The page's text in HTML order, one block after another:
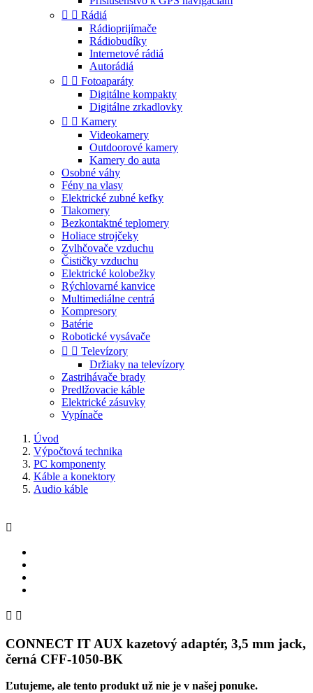
  Rádiá
Rádioprijímače
Rádiobudíky
Internetové rádiá
Autorádiá
  Fotoaparáty
Digitálne kompakty
Digitálne zrkadlovky
  Kamery
Videokamery
Outdoorové kamery
Kamery do auta
Osobné váhy
Fény na vlasy
Elektrické zubné kefky
Tlakomery
Bezkontaktné teplomery
Holiace strojčeky
Zvlhčovače vzduchu
Čističky vzduchu
Elektrické kolobežky
Rýchlovarné kanvice
Multimediálne centrá
Kompresory
Batérie
Robotické vysávače
  Televízory
Držiaky na televízory
Zastrihávače brady
Predlžovacie káble
Elektrické zásuvky
Vypínače
Úvod
Výpočtová technika
PC komponenty
Káble a konektory
Audio káble

 
CONNECT IT AUX kazetový adaptér, 3,5 mm jack,
černá CFF-1050-BK
Ľutujeme, ale tento produkt už nie je v našej ponuke.